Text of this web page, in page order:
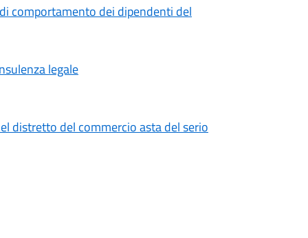
comportamento dei dipendenti del
legale
distretto del commercio asta del serio